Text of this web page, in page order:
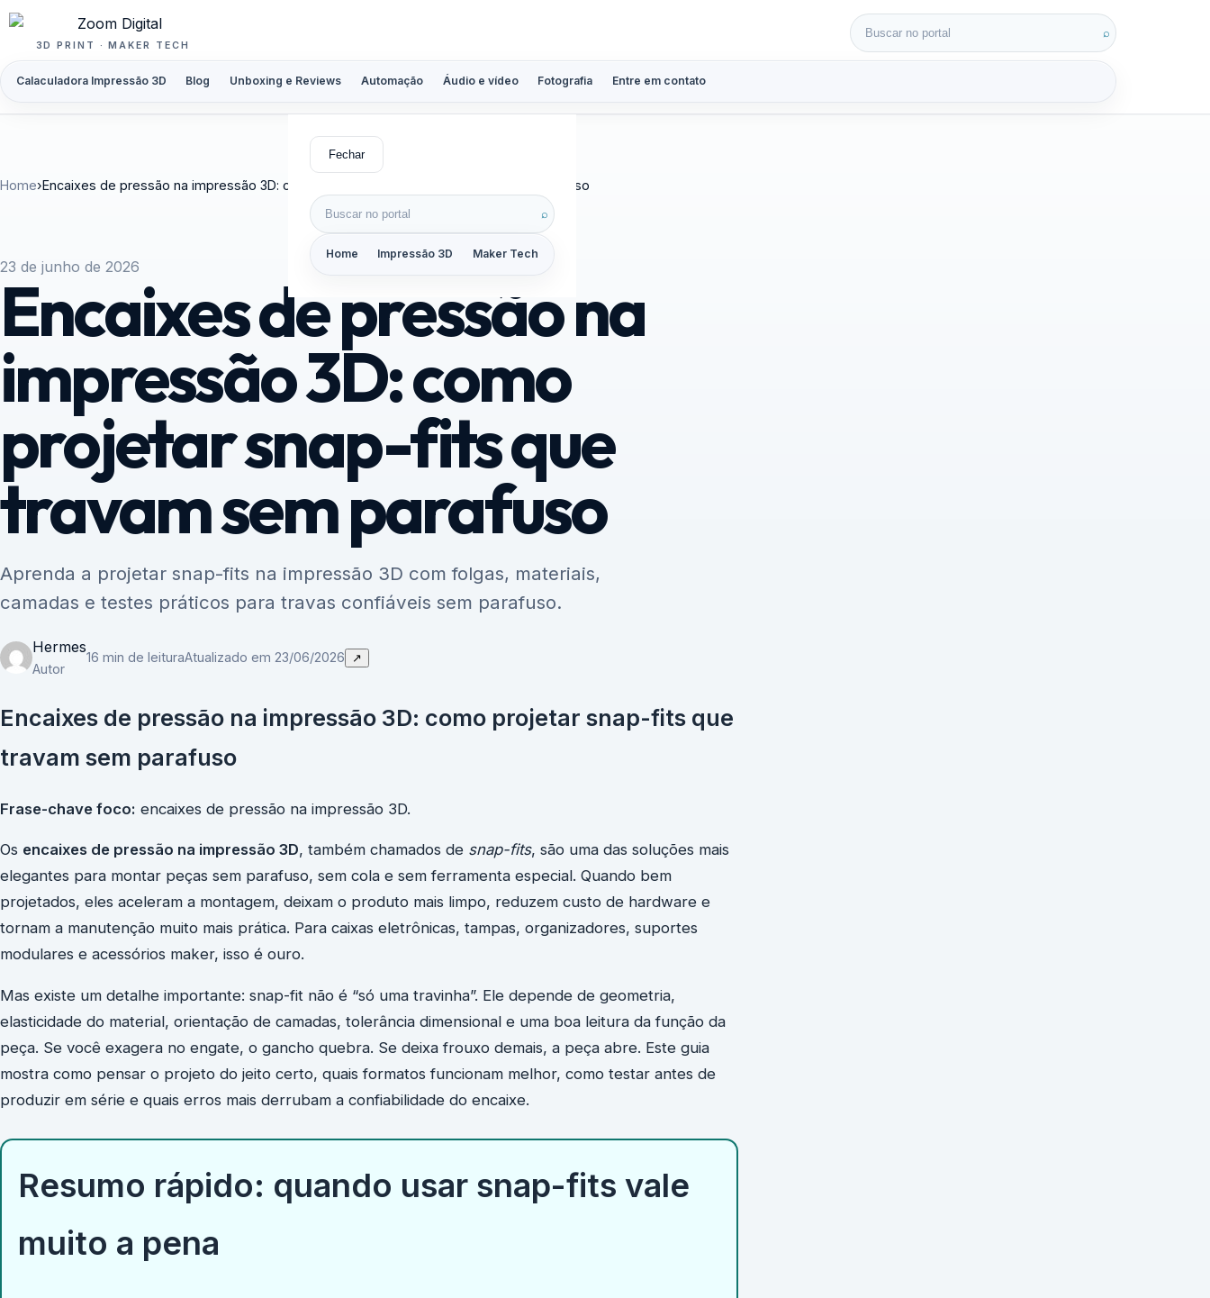
Pular para o conteúdo
3D PRINT · MAKER TECH
Calaculadora Impressão 3D Blog Unboxing e Reviews Automação Áudio e vídeo Fotografia Entre em contato
Buscar por: ⌕
Fechar
Buscar por: ⌕
Home Impressão 3D Maker Tech
Home›Encaixes de pressão na impressão 3D: como projetar snap-fits que travam sem parafuso
23 de junho de 2026
Encaixes de pressão na
impressão 3D: como
projetar snap-fits que
travam sem parafuso
Aprenda a projetar snap-fits na impressão 3D com folgas, materiais,
camadas e testes práticos para travas confiáveis sem parafuso.
Hermes
Autor
16 min de leituraAtualizado em 23/06/2026 ↗
Encaixes de pressão na impressão 3D: como projetar snap-fits que
travam sem parafuso
Frase-chave foco: encaixes de pressão na impressão 3D.
Os encaixes de pressão na impressão 3D, também chamados de snap-fits, são uma das soluções mais
elegantes para montar peças sem parafuso, sem cola e sem ferramenta especial. Quando bem
projetados, eles aceleram a montagem, deixam o produto mais limpo, reduzem custo de hardware e
tornam a manutenção muito mais prática. Para caixas eletrônicas, tampas, organizadores, suportes
modulares e acessórios maker, isso é ouro.
Mas existe um detalhe importante: snap-fit não é “só uma travinha”. Ele depende de geometria,
elasticidade do material, orientação de camadas, tolerância dimensional e uma boa leitura da função da
peça. Se você exagera no engate, o gancho quebra. Se deixa frouxo demais, a peça abre. Este guia
mostra como pensar o projeto do jeito certo, quais formatos funcionam melhor, como testar antes de
produzir em série e quais erros mais derrubam a confiabilidade do encaixe.
Resumo rápido: quando usar snap-fits vale
muito a pena